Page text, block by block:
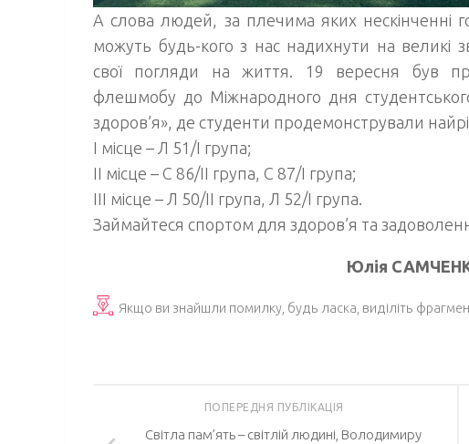
А слова людей, за плечима яких нескінченні
можуть будь-кого з нас надихнути на великі
свої погляди на життя. 19 вересня був
флешмобу до Міжнародного дня
здоров’я», де студенти продемонстрували
І місце – Л 51/І група;
ІІ місце – С 86/ІІ група, С 87/І група;
ІІІ місце – Л 50/ІІ група, Л 52/І група.
Займайтеся спортом для здоров’я та
Юлія
Якщо ви знайшли помилку, будь ласка, виділіть
ПОПЕРЕДНЯ ПУБЛІКАЦІЯ
Світла пам’ять – світлій людині, Володимиру